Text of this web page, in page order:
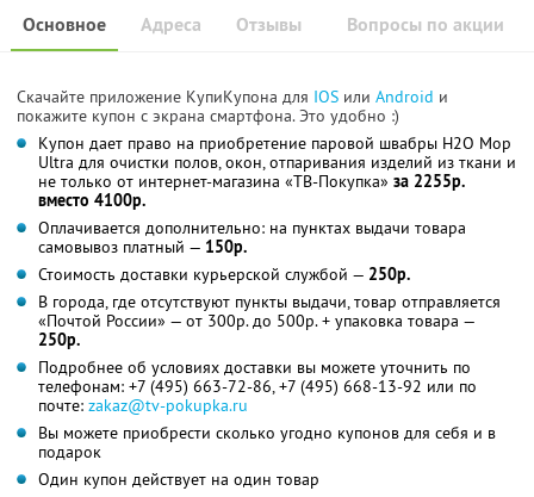
Основное Отзывы Вопросы по акции
Адреса
Скачайте приложение КупиКупона для IOS или Android и
покажите купон с экрана смартфона. Это удобно :)
Купон дает право на приобретение паровой швабры H2O Mop
Ultra для очистки полов, окон, отпаривания изделий из ткани и
не только от интернет-магазина «ТВ-Покупка» за 2255р.
вместо 4100р.
Оплачивается дополнительно: на пунктах выдачи товара
самовывоз платный — 150р.
Стоимость доставки курьерской службой — 250р.
В города, где отсутствуют пункты выдачи, товар отправляется
«Почтой России» — от 300р. до 500р. + упаковка товара —
250р.
Подробнее об условиях доставки вы можете уточнить по
телефонам: +7 (495) 663-72-86, +7 (495) 668-13-92 или по
почте: zakaz@tv-pokupka.ru
Вы можете приобрести сколько угодно купонов для себя и в
подарок
Один купон действует на один товар